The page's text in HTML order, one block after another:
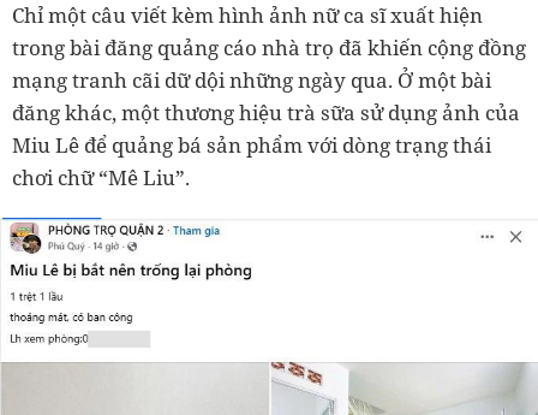
Chỉ một câu viết kèm hình ảnh nữ ca sĩ xuất hiện
trong bài đăng quảng cáo nhà trọ đã khiến cộng đồng
mạng tranh cãi dữ dội những ngày qua. Ở một bài
đăng khác, một thương hiệu trà sữa sử dụng ảnh của
Miu Lê để quảng bá sản phẩm với dòng trạng thái
chơi chữ “Mê Liu”.